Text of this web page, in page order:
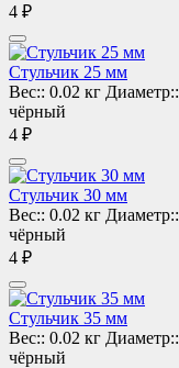
4 ₽
Стульчик 25 мм
Вес:: 0.02 кг Диаметр::
чёрный
4 ₽
Стульчик 30 мм
Вес:: 0.02 кг Диаметр::
чёрный
4 ₽
Стульчик 35 мм
Вес:: 0.02 кг Диаметр::
чёрный